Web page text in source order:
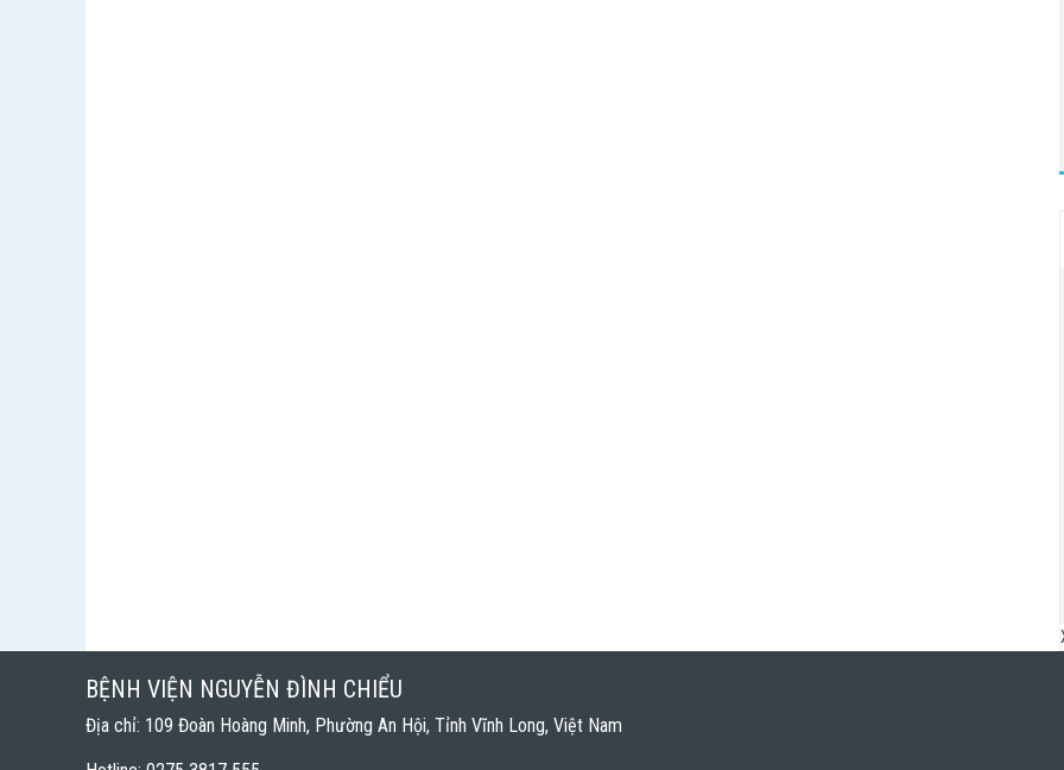
BỆNH VIỆN NGUYỄN ĐÌNH CHIỂU
Địa chỉ: 109 Đoàn Hoàng Minh, Phường An Hội, Tỉnh Vĩnh Long, Việt Nam